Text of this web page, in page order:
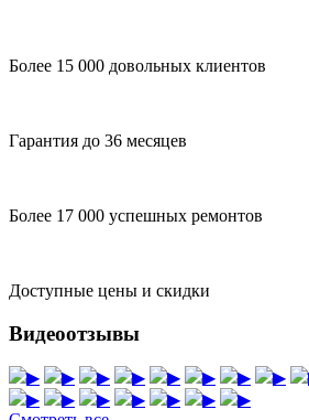
Более 15 000 довольных клиентов
Гарантия до 36 месяцев
Более 17 000 успешных ремонтов
Доступные цены и скидки
Видеоотзывы
▶ ▶ ▶ ▶ ▶ ▶ ▶ ▶
▶
▶ ▶ ▶ ▶ ▶
▶